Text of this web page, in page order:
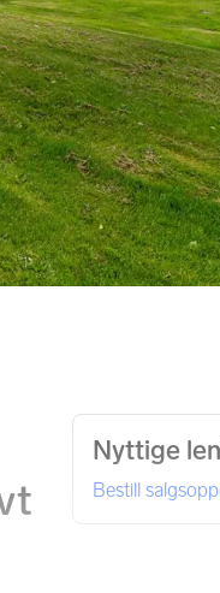
Nyttige
Bestill